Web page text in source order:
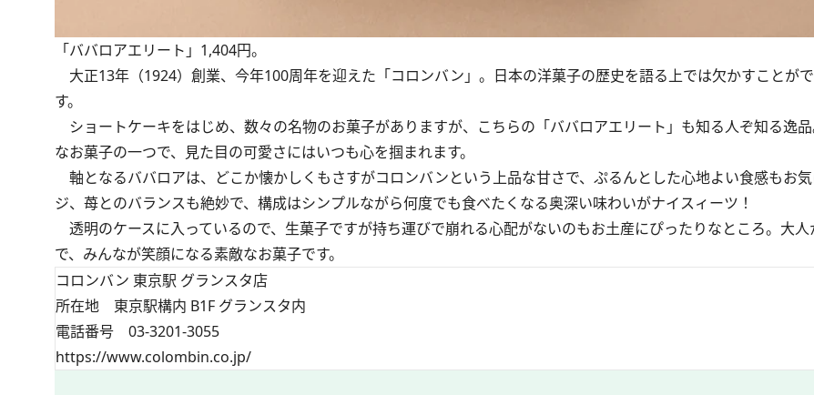
「ババロアエリート」1,404円。
大正13年（1924）創業、今年100周年を迎えた「コロンバン」。日本の洋菓子の歴史を語る上では欠かすことが
す。
ショートケーキをはじめ、数々の名物のお菓子がありますが、こちらの「ババロアエリート」も知る人ぞ知る逸
なお菓子の一つで、見た目の可愛さにはいつも心を掴まれます。
軸となるババロアは、どこか懐かしくもさすがコロンバンという上品な甘さで、ぷるんとした心地よい食感もお
ジ、苺とのバランスも絶妙で、構成はシンプルながら何度でも食べたくなる奥深い味わいがナイスィーツ！
透明のケースに入っているので、生菓子ですが持ち運びで崩れる心配がないのもお土産にぴったりなところ。大人
で、みんなが笑顔になる素敵なお菓子です。
コロンバン 東京駅 グランスタ店
所在地 東京駅構内 B1F グランスタ内
電話番号 03-3201-3055
https://www.colombin.co.jp/